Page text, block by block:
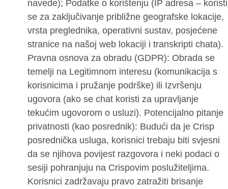
navede); Podatke o korištenju (IP adresa – koristi
se za zaključivanje približne geografske lokacije,
vrsta preglednika, operativni sustav, posjećene
stranice na našoj web lokaciji i transkripti chata).
Pravna osnova za obradu (GDPR): Obrada se
temelji na Legitimnom interesu (komunikacija s
korisnicima i pružanje podrške) ili Izvršenju
ugovora (ako se chat koristi za upravljanje
tekućim ugovorom o usluzi). Potencijalno pitanje
privatnosti (kao posrednik): Budući da je Crisp
posrednička usluga, korisnici trebaju biti svjesni
da se njihova povijest razgovora i neki podaci o
sesiji pohranjuju na Crispovim poslužiteljima.
Korisnici zadržavaju pravo zatražiti brisanje